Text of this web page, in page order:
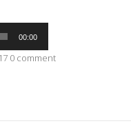
00:00
0 comment